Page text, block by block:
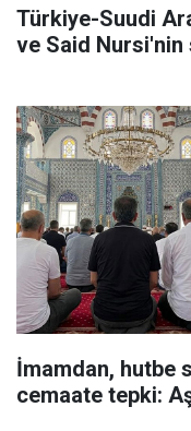
Türkiye-Suudi
ve Said Nursi'nin
İmamdan, hutbe
cemaate tepki: